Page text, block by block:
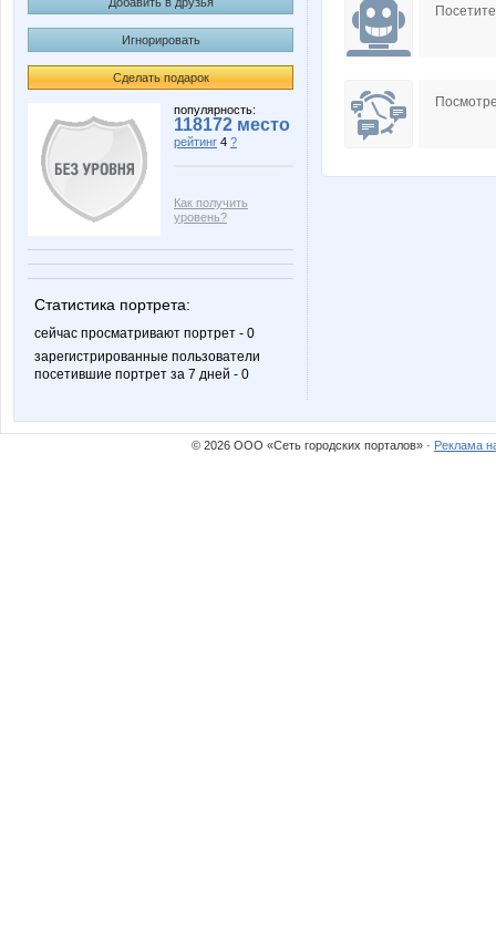
Игнорировать
Сделать подарок
популярность:
118172 место
рейтинг 4 ?
Как получить
уровень?
Статистика портрета:
сейчас просматривают портрет - 0
зарегистрированные пользователи
посетившие портрет за 7 дней - 0
© 2026 ООО «Сеть городских порталов» · Реклама